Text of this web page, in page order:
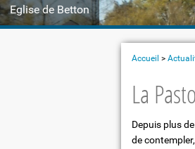
Eglise de Betton
Le
Accueil >
La
Depuis plus
de